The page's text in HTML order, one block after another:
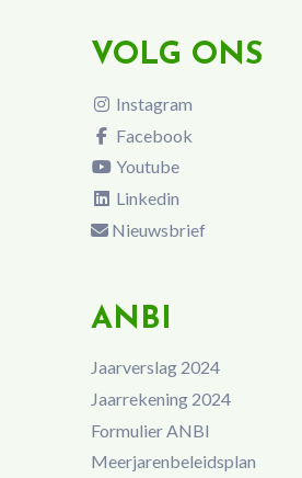
VOLG ONS
Instagram
Facebook
Youtube
Linkedin
Nieuwsbrief
ANBI
Jaarverslag 2024
Jaarrekening 2024
Formulier ANBI
Meerjarenbeleidsplan